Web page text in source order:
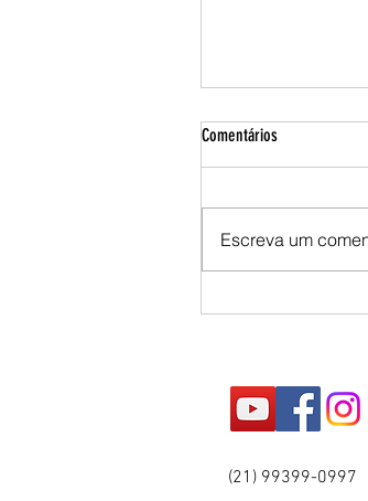
Comentários
Escreva um
(21) 99399-0997